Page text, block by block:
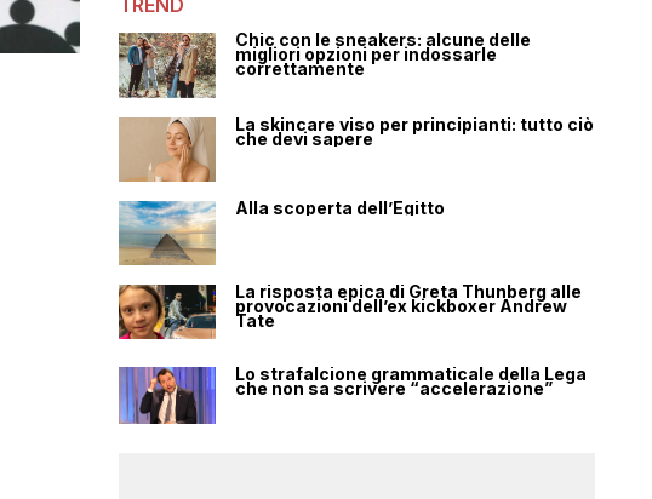
TREND
Chic con le sneakers: alcune delle
migliori opzioni per indossarle
correttamente
La skincare viso per principianti: tutto ciò
che devi sapere
Alla scoperta dell’Egitto
La risposta epica di Greta Thunberg alle
provocazioni dell’ex kickboxer Andrew
Tate
Lo strafalcione grammaticale della Lega
che non sa scrivere “accelerazione”